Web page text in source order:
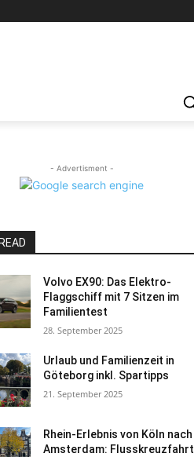
- Advertisment -
Volvo EX90: Das Elektro-
Flaggschiff mit 7 Sitzen im
Familientest
28. September 2025
Urlaub und Familienzeit in
Göteborg inkl. Spartipps
21. September 2025
Rhein-Erlebnis von Köln nach
Amsterdam: Flusskreuzfahrt